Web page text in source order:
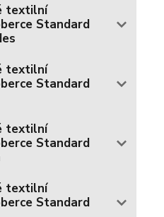
textilní
Standard
textilní
Standard
textilní
Standard
textilní
Standard